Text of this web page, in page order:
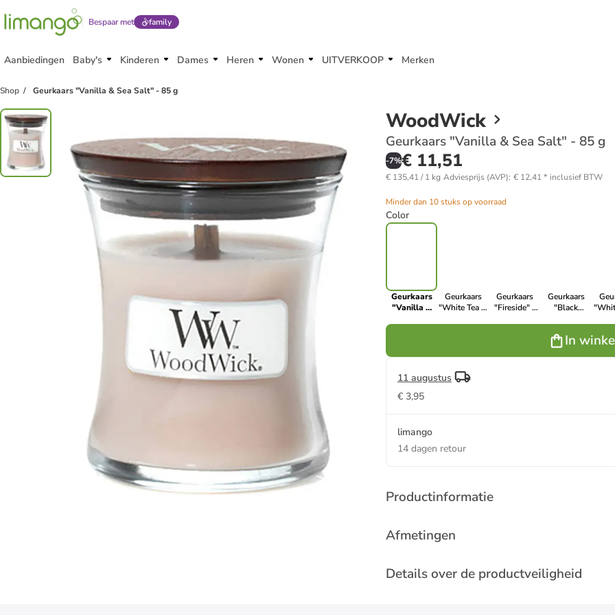
Bespaar met family
Aanbiedingen Baby's Kinderen Dames Heren Wonen UITVERKOOP Merken
Shop Geurkaars "Vanilla & Sea Salt" - 85 g
WoodWick
Geurkaars "Vanilla & Sea Salt" - 85 g
-7%€ 11,51
€ 135,41 / 1 kg Adviesprijs (AVP): € 12,41* inclusief BTW
Minder dan 10 stuks op voorraad
Color
Geurkaars
"Vanilla &
Geurkaars
"White Tea &
Geurkaars
"Fireside" -
Geurkaars
"Black
In
11 augustus
€ 3,95
limango
14 dagen retour
Productinformatie
Afmetingen
Details over de productveiligheid